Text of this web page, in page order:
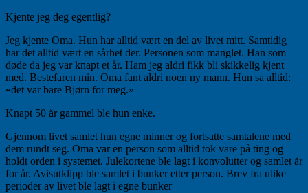
Kjente jeg deg egentlig?
Jeg kjente Oma. Hun har alltid vært en del av livet mitt. Samtidig
har det alltid vært en sårhet der. Personen som manglet. Han som
døde da jeg var knapt et år. Ham jeg aldri fikk bli skikkelig kjent
med. Bestefaren min. Oma fant aldri noen ny mann. Hun sa alltid:
«det var bare Bjørn for meg.»
Knapt 50 år gammel ble hun enke.
Gjennom livet samlet hun egne minner og fortsatte samtalene med
dem rundt seg. Oma var en person som alltid tok vare på ting og
holdt orden i systemet. Julekortene ble lagt i konvolutter og samlet år
for år. Avisutklipp ble samlet i bunker etter person. Brev fra ulike
perioder av livet ble lagt i egne bunker